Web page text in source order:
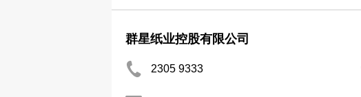
群星纸业控股有限公司
2305 9333